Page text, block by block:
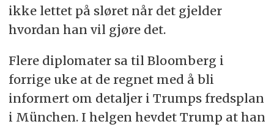
ikke lettet på sløret når det gjelder
hvordan han vil gjøre det.
Flere diplomater sa til Bloomberg i
forrige uke at de regnet med å bli
informert om detaljer i Trumps fredsplan
i München. I helgen hevdet Trump at han